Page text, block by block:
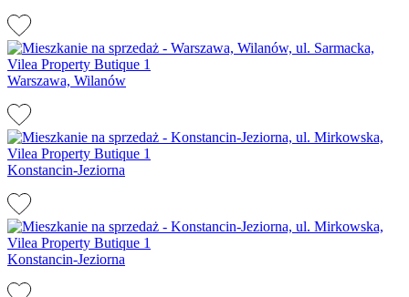
Warszawa, Wilanów
Konstancin-Jeziorna
Konstancin-Jeziorna